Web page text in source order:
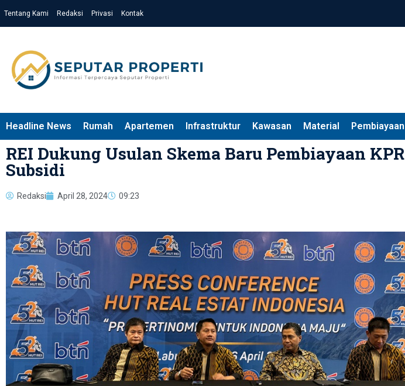
Tentang Kami Redaksi Privasi Kontak
Headline News Rumah Apartemen Infrastruktur Kawasan Material Pembiayaan
REI Dukung Usulan Skema Baru Pembiayaan KPR
Subsidi
Redaksi April 28, 2024 09:23